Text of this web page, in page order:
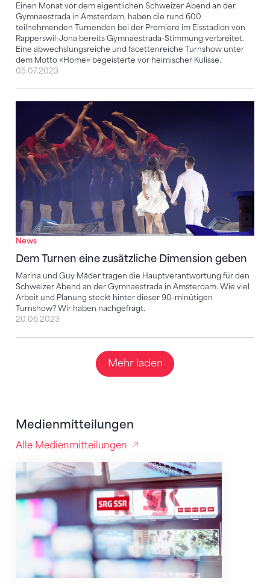
Einen Monat vor dem eigentlichen Schweizer Abend an der
Gymnaestrada in Amsterdam, haben die rund 600
teilnehmenden Turnenden bei der Premiere im Eisstadion von
Rapperswil-Jona bereits Gymnaestrada-Stimmung verbreitet.
Eine abwechslungsreiche und facettenreiche Turnshow unter
dem Motto «Home» begeisterte vor heimischer Kulisse.
05.07.2023
News
Dem Turnen eine zusätzliche Dimension geben
Marina und Guy Mäder tragen die Hauptverantwortung für den
Schweizer Abend an der Gymnaestrada in Amsterdam. Wie viel
Arbeit und Planung steckt hinter dieser 90-minütigen
Turnshow? Wir haben nachgefragt.
Dem Turnen eine zusätzliche Dimension geben
20.06.2023
Mehr laden
Medienmitteilungen
Alle Medienmitteilungen
STV und SRG verlängern die Zusammenarbeit